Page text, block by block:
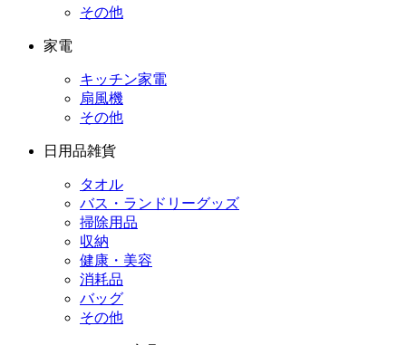
その他
家電
キッチン家電
扇風機
その他
日用品雑貨
タオル
バス・ランドリーグッズ
掃除用品
収納
健康・美容
消耗品
バッグ
その他